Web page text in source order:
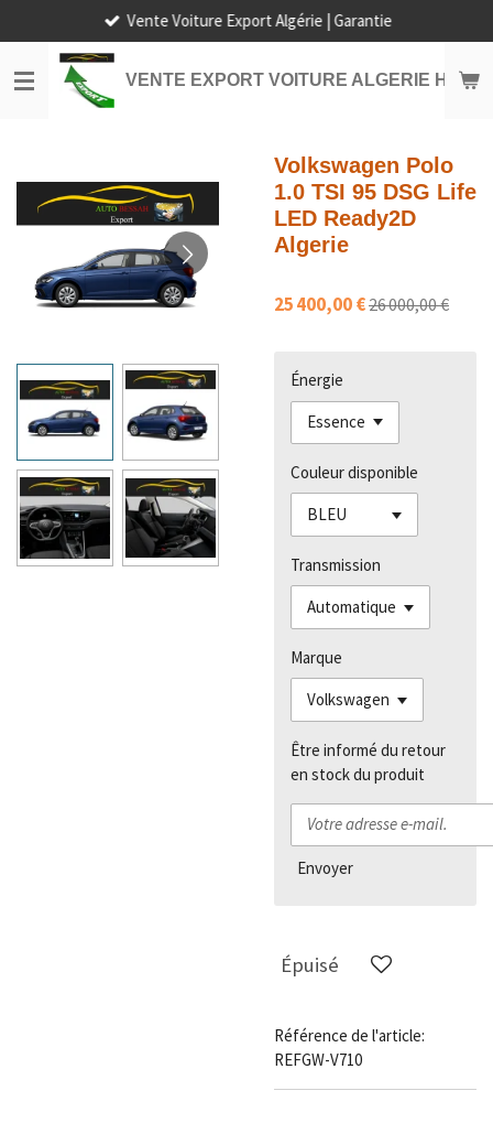
au
contenu
principal
VENTE EXPORT VOITURE ALGERIE HORS
Vente Voiture Export Algérie | Garantie
Volkswagen Polo
1.0 TSI 95 DSG Life
LED Ready2D
Algerie
25 400,00 €26 000,00 €
Énergie
Couleur disponible
Transmission
Marque
Être informé du retour
en stock du produit
Envoyer
Épuisé
Référence de l'article:
REFGW-V710